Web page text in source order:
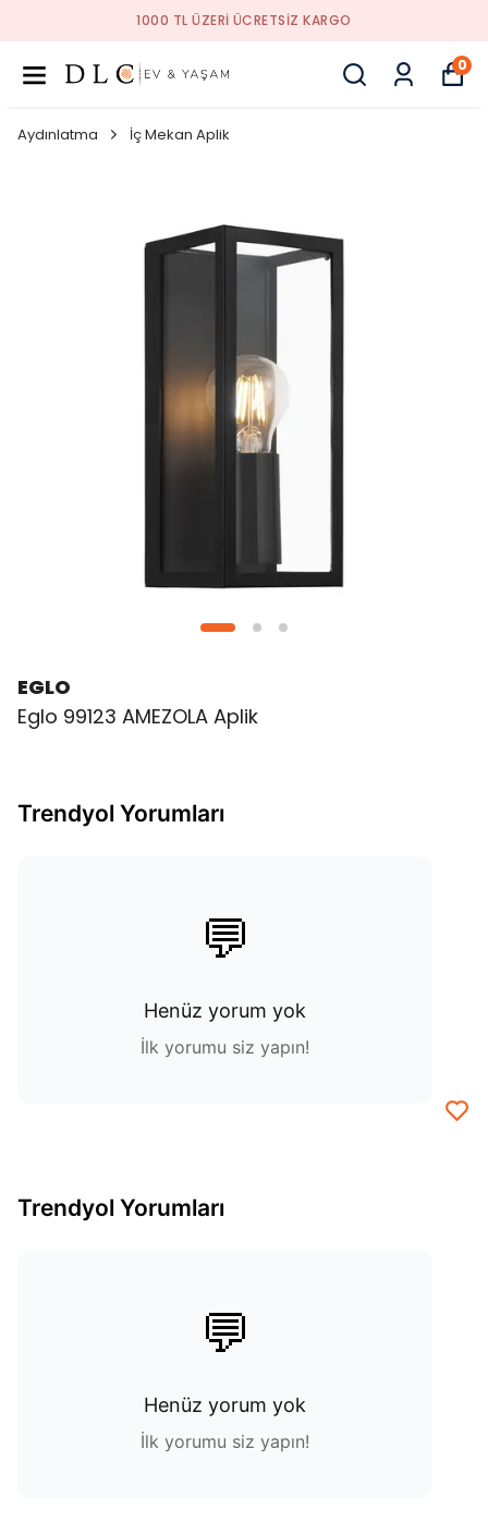
1000 TL ÜZERI ÜCRETSIZ KARGO
0
Aydınlatma İç Mekan Aplik
EGLO
Eglo 99123 AMEZOLA Aplik
Trendyol Yorumları
💬
Henüz yorum yok
İlk yorumu siz yapın!
Trendyol Yorumları
💬
Henüz yorum yok
İlk yorumu siz yapın!